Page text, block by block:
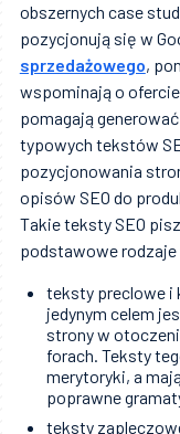
obszernych case
pozycjonują się w
sprzedażowego,
wspominają o
pomagają
typowych tekstów
pozycjonowania
opisów SEO do
Takie teksty SEO
podstawowe
teksty preclowe i
jedynym celem
strony w
forach. Teksty
merytoryki, a
poprawne
teksty